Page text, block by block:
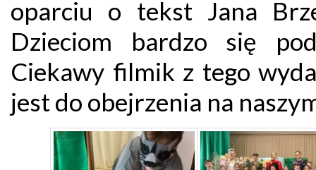
oparciu o tekst Jana
Dzieciom bardzo się
Ciekawy filmik z tego
jest do obejrzenia na